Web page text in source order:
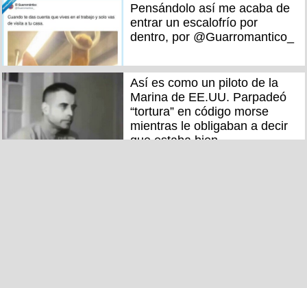
Pensándolo así me acaba de
entrar un escalofrío por
dentro, por @Guarromantico_
Así es como un piloto de la
Marina de EE.UU. Parpadeó
“tortura” en código morse
mientras le obligaban a decir
que estaba bien